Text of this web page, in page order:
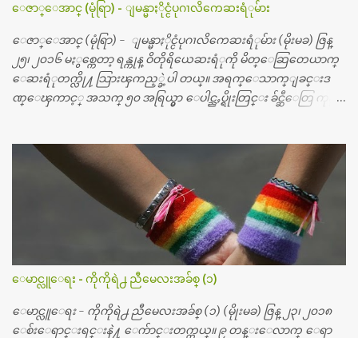
ေဇာ္ေအာင္ (မုံရြာ) - ျမန္မာႏိုင္ငံပုဂၢလိကေဆးရံုမ်ား
ေဇာ္ေအာင္ (မုံရြာ) - ျမန္မာႏိုင္ငံပုဂၢလိကေဆးရံုမ်ား (မိုးမခ) ဇြန္
၂၅၊ ၂၀၁၆ မႏွစ္ကေတာ့ ရန္ကုန္ ဝိတိုရိယေဆးရံုကို မိတ္ေဆြတေယာက္
ေဆးရံုတက္လို႔ သြားၾကည့္ခဲ့ပါ တယ္။ အရက္ေသာက္ျခင္းဒ
ဏ္ေၾကာင့္ အသက္ ၅၀ အရြယ္မွာ ေပါင္ညႇပ္ရိုးတြင္း ခ်င္ဆီေတြ ကုန္ခ
စၿပီး၊ အာရွေတာ္ဝင္ခြဲစိတ္ခန္းကို ငွားရမ္းခြဲစိတ္ အရိုးအစားထိုးကုပါတ
ယ္။ ေဆးစစ္၊ေဆးဝယ္၊ ခြဲစိတ္ကု၊ အရိုးအစားထိုးပစၥည္း စတဲ့စရိ
တ္ေတြနဲ႔ေဆးရံုမွာ ၂ ပတ္ေနထိုင္စရိတ္ သိန္း ၇၀ ေလာက္ ကုန္သြား
ပါတယ္။ သူငယ္ခ်င္းျဖစ္သူကို လာေတြ႔ရင္း ဟိုတယ္လို သန္႔ရွင္းသ
ပ္ရပ္တဲ့ ဝိတိုရိယေဆးရံုမွာ စီတီစကင္ နဲ႔ အမ္အာအိုင္1 စက္ခန္းကိုေ
တြ႔လို႔ေမးၾကည့္ေတာ့ တခါစမ္းရင္ က်ပ္တသိန္းေက်ာ္ က်သင့္
တယ္သိရပါတယ္။ တခါတေလ ကိုယ္လက္ေျခ၊ ဦးေႏွာက္ေတြ အေသး
စိတ္ၾကည့္လိုရင္ ဒီစက္ၾကီးေတြနဲ႔ စမ္းသပ္ရပါတယ္။ ခႏၱာကိုယ္အစိတ္ပို
င္း ကလီစာေတြကိုၾကည့္ရႈတဲ့ အာလထရာေဆာင္း2 စက္ေတြ
ကေတာ့ ေစ်းသိပ္မႀကီးလို႔ ျမန္မာျပည္ေဆးရံုတိုင္းရွိပါတယ္။
ေမာင္လူေရး - ကိုကိုရဲ႕ ညီမေလးအခ်စ္ (၁)
ေမာင္လူေရး - ကိုကိုရဲ႕ ညီမေလးအခ်စ္ (၁) (မိုုးမခ) ဇြန္ ၂၃၊ ၂၀၁၈
ေစ်းေရာင္းရင္းနဲ႔ ေက်ာင္းတက္တယ္။ ၉ တန္းေလာက္ ေရာ